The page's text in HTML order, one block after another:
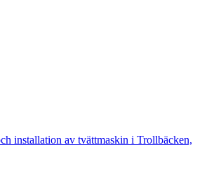
installation av tvättmaskin i Trollbäcken,